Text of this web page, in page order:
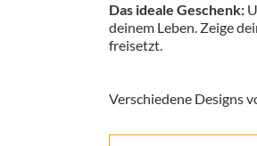
Das ideale Geschenk:
deinem Leben. Zeige
freisetzt.
Verschiedene Designs